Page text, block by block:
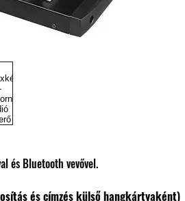
és Bluetooth vevővel.
és címzés külső hangkártyaként)